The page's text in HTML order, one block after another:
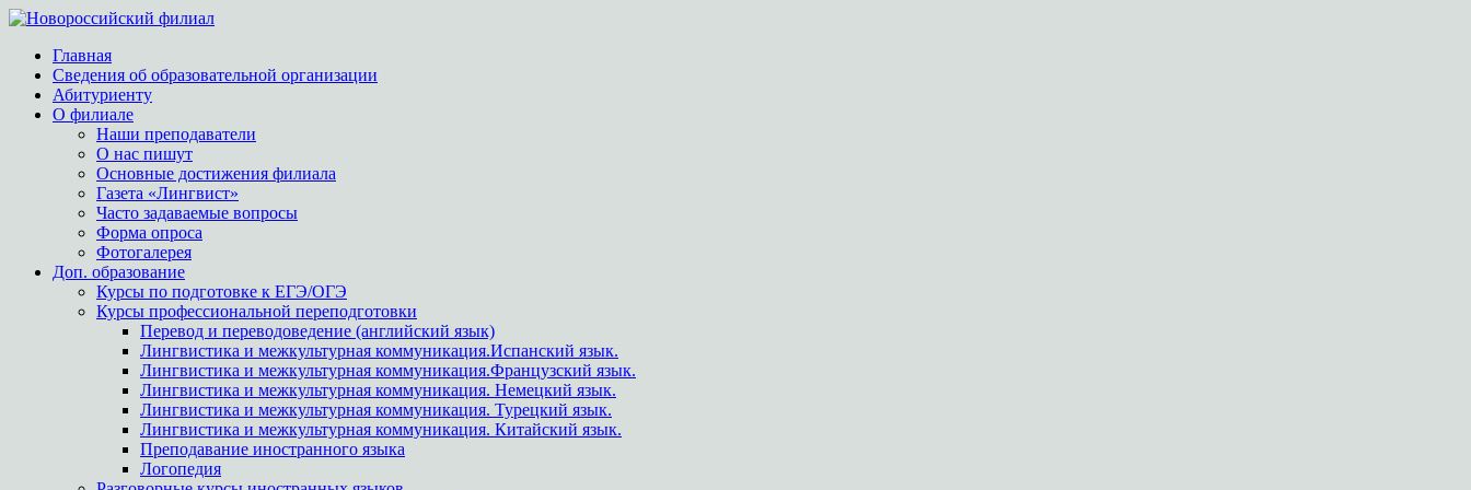
Главная
Сведения об образовательной организации
Абитуриенту
О филиале
Наши преподаватели
О нас пишут
Основные достижения филиала
Газета «Лингвист»
Часто задаваемые вопросы
Форма опроса
Фотогалерея
Доп. образование
Курсы по подготовке к ЕГЭ/ОГЭ
Курсы профессиональной переподготовки
Перевод и переводоведение (английский язык)
Лингвистика и межкультурная коммуникация.Испанский язык.
Лингвистика и межкультурная коммуникация.Французский язык.
Лингвистика и межкультурная коммуникация. Немецкий язык.
Лингвистика и межкультурная коммуникация. Турецкий язык.
Лингвистика и межкультурная коммуникация. Китайский язык.
Преподавание иностранного языка
Логопедия